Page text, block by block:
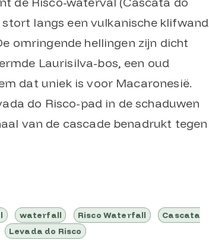
langs een vulkanische klifwand
omringende hellingen zijn dicht
Laurisilva-bos, een oud
dat uniek is voor Macaronesië.
do Risco-pad in de schaduwen
van de cascade benadrukt tegen
waterfall Risco Waterfall
Cascata
Levada do Risco